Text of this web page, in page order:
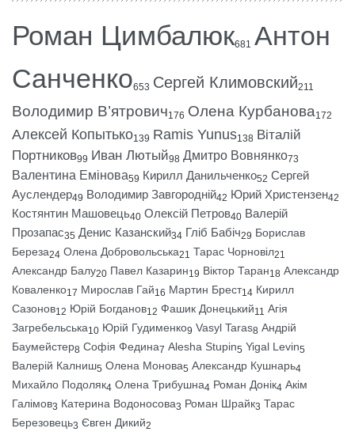
Роман Цимбалюк681 Антон
Санченко653 Сергей Климовский211
Володимир В’ятрович176 Олена Курбанова172
Алексей Копытько139 Ramis Yunus138 Віталій
Портников99 Иван Лютый98 Дмитро Вовнянко73
Валентина Емінова59 Кирилл Данильченко52 Сергей
Ауслендер49 Володимир Завгородній42 Юрий Христензен42
Костянтин Машовець40 Олексій Петров40 Валерій
Прозапас35 Денис Казанский34 Гліб Бабіч29 Борислав
Береза24 Олена Добровольська21 Тарас Чорновіл21
Александр Балу20 Павел Казарин19 Віктор Таран18 Александр
Коваленко17 Мирослав Гай16 Мартин Брест14 Кирилл
Сазонов12 Юрій Богданов12 Фашик Донецький11 Агія
Загребельська10 Юрій Гудименко9 Vasyl Taras8 Андрій
Баумейстер8 Софія Федина7 Alesha Stupin5 Yigal Levin5
Валерій Калниш5 Олена Монова5 Александр Кушнарь4
Михайло Подоляк4 Олена Трибушна4 Роман Донік4 Акім
Галімов3 Катерина Водоносова3 Роман Шрайк3 Тарас
Березовець3 Євген Дикий2